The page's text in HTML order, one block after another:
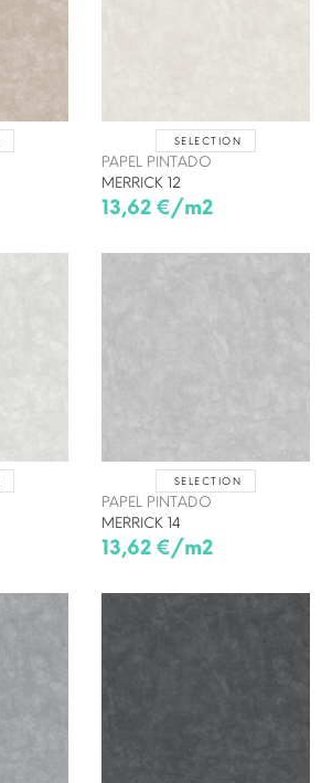
SELECTION
PAPEL PINTADO
MERRICK 12
13,62 €/m2
SELECTION
PAPEL PINTADO
MERRICK 14
13,62 €/m2